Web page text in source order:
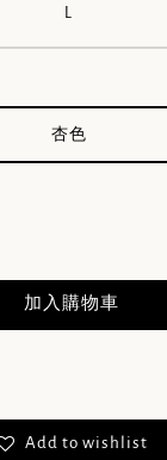
L
杏色
加入購物車
Add to wishlist